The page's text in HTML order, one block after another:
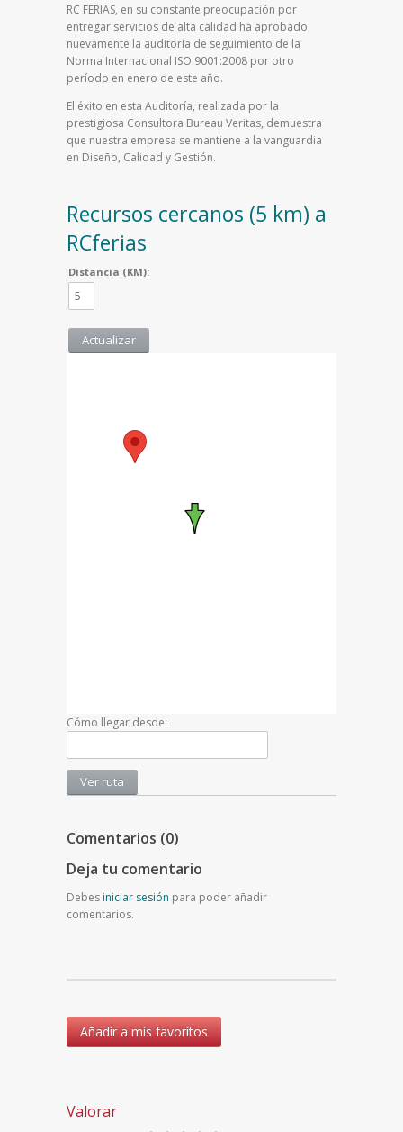
RC FERIAS, en su constante preocupación por
entregar servicios de alta calidad ha aprobado
nuevamente la auditoría de seguimiento de la
Norma Internacional ISO 9001:2008 por otro
período en enero de este año.
El éxito en esta Auditoría, realizada por la
prestigiosa Consultora Bureau Veritas, demuestra
que nuestra empresa se mantiene a la vanguardia
en Diseño, Calidad y Gestión.
Recursos cercanos (5 km) a
RCferias
Distancia (KM):
Cómo llegar desde:
Comentarios (0)
Deja tu comentario
Debesiniciar sesión para poder añadir
comentarios.
Añadir a mis favoritos
Valorar